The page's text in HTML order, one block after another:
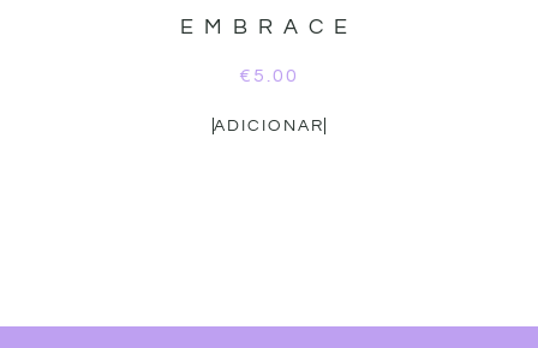
EMBRACE
€ 5.00
ADICIONAR